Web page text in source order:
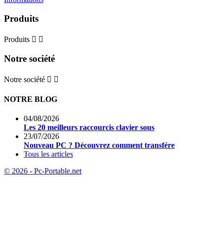
Produits
Produits  
Notre société
Notre société  
NOTRE BLOG
04/08/2026
Les 20 meilleurs raccourcis clavier sous
23/07/2026
Nouveau PC ? Découvrez comment transfére
Tous les articles
© 2026 - Pc-Portable.net